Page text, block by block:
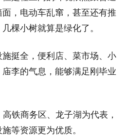
，电动车乱窜，甚至还有推
棵小树就算是绿化了。
挺全，便利店、菜市场、小
李的气息，能够满足刚毕业
铁商务区、龙子湖为代表，
等资源更为优质。